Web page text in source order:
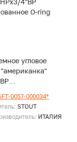
угловое
0057-000034*
STOUT
ИТАЛИЯ